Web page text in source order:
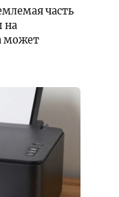
часть
на
может